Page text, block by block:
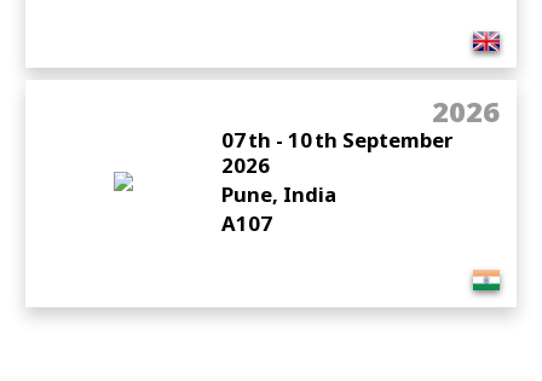
07th - 10th September
2026
2026
Pune, India
A107